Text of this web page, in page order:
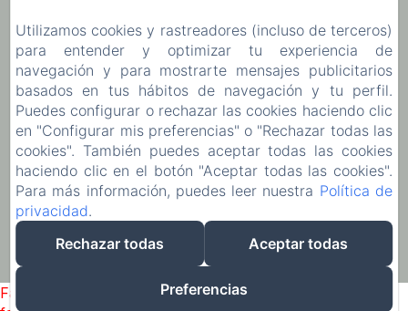
Alquiler de bicicletas en Houlgate
La región
Ocio
Póngase en contacto con
EN FR ES
Desarrollado con Amenitiz
Failed to load BookingEngine/index: Loading chunk 93
Utilizamos cookies y rastreadores (incluso de terceros)
para entender y optimizar tu experiencia de
navegación y para mostrarte mensajes publicitarios
basados en tus hábitos de navegación y tu perfil.
Puedes configurar o rechazar las cookies haciendo clic
en "Configurar mis preferencias" o "Rechazar todas las
cookies". También puedes aceptar todas las cookies
haciendo clic en el botón "Aceptar todas las cookies".
Para más información, puedes leer nuestra Política de
privacidad.
Rechazar todas
Aceptar todas
Preferencias